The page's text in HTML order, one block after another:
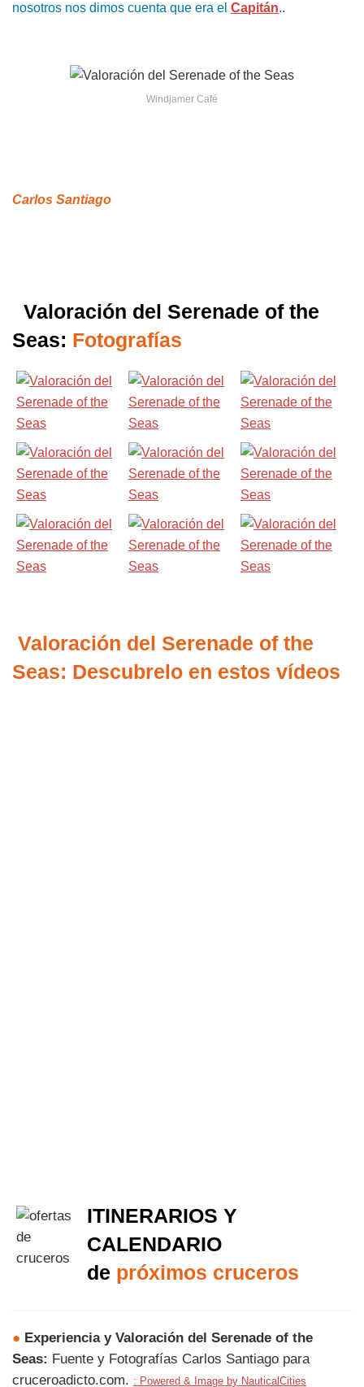
nosotros nos dimos cuenta que era el Capitán..
Windjamer Café
Carlos Santiago
Valoración del Serenade of the
Seas: Fotografías
Valoración del Serenade of the
Seas: Descubrelo en estos vídeos
ITINERARIOS Y
CALENDARIO
de próximos cruceros
● Experiencia y Valoración del Serenade of the
Seas: Fuente y Fotografías Carlos Santiago para
cruceroadicto.com. : Powered & Image by NauticalCities